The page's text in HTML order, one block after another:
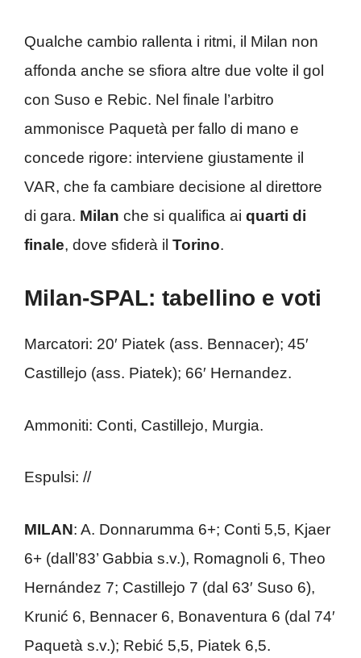
Qualche cambio rallenta i ritmi, il Milan non
affonda anche se sfiora altre due volte il gol
con Suso e Rebic. Nel finale l’arbitro
ammonisce Paquetà per fallo di mano e
concede rigore: interviene giustamente il
VAR, che fa cambiare decisione al direttore
di gara. Milan che si qualifica ai quarti di
finale, dove sfiderà il Torino.
Milan-SPAL: tabellino e voti
Marcatori: 20′ Piatek (ass. Bennacer); 45′
Castillejo (ass. Piatek); 66′ Hernandez.
Ammoniti: Conti, Castillejo, Murgia.
Espulsi: //
MILAN: A. Donnarumma 6+; Conti 5,5, Kjaer
6+ (dall’83’ Gabbia s.v.), Romagnoli 6, Theo
Hernández 7; Castillejo 7 (dal 63′ Suso 6),
Krunić 6, Bennacer 6, Bonaventura 6 (dal 74′
Paquetà s.v.); Rebić 5,5, Piatek 6,5.